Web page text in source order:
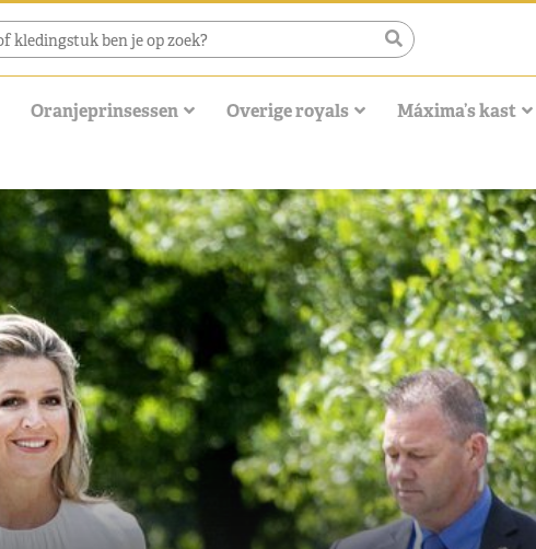
Oranjeprinsessen Overige royals Máxima’s kast